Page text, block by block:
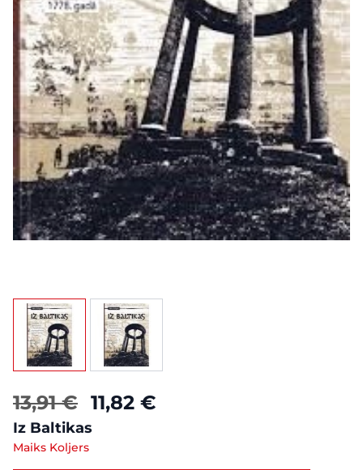
View larger imageView larger image
13,91 € 11,82 €
Iz Baltikas
Maiks Koljers